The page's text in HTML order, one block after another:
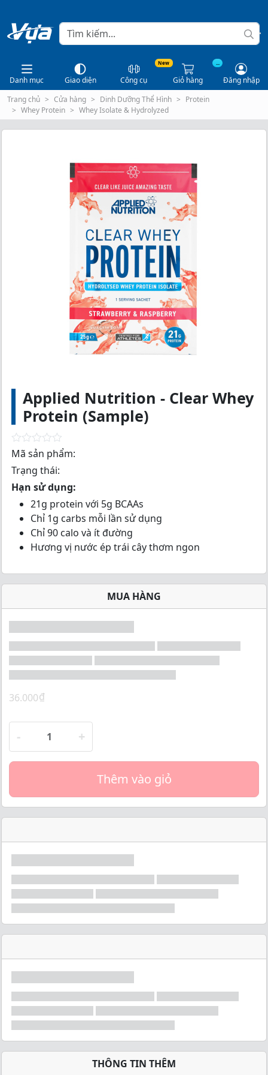
Danh mục Giao diện
New
Công cụ
...
Giỏ hàng
Đăng nhập
Trang chủ
Cửa hàng Dinh Dưỡng Thể Hình
Protein
Whey Protein
Whey Isolate & Hydrolyzed
Applied Nutrition - Clear Whey
Protein (Sample)
R
t
d
Mã sản phẩm:
Trạng thái:
Hạn sử dụng:
21g protein với 5g BCAAs
Chỉ 1g carbs mỗi lần sử dụng
Chỉ 90 calo và ít đường
Hương vị nước ép trái cây thơm ngon
MUA HÀNG
36.000₫
- +
Thêm vào giỏ
THÔNG TIN THÊM